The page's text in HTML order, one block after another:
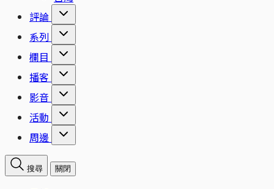
評論
系列
欄目
播客
影音
活動
周邊
搜尋 關閉